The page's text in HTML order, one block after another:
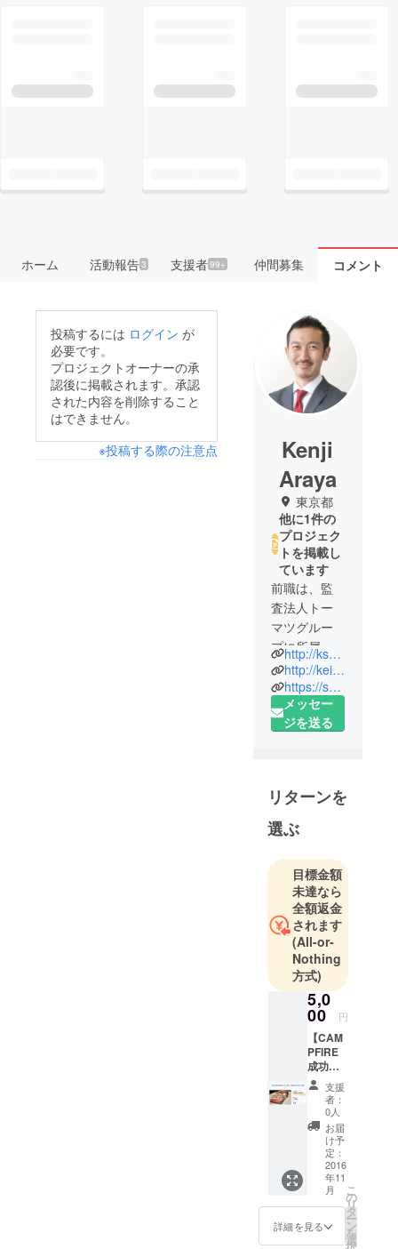
ホーム 活動報告3 支援者99+ 仲間募集 コメント
投稿するには ログイン が
必要です。
プロジェクトオーナーの承
認後に掲載されます。承認
された内容を削除すること
はできません。
※投稿する際の注意点
Kenji
Araya
東京都
他に1件の
プロジェク
トを掲載し
ています
前職は、監
査法人トー
マツグルー
プに所属。
中小企業向
け経営コン
サルティン
グ、研修
ノベーショ
ンの立ち上
げに参画
し、10年間
で4つの事業
立ち上げに
関わる。
2015年11
月、株式会
社経営参謀
を設立し、
代表取締役
に就任。
経営者コ
ミュニティ
「参謀」を
立ち上げ、
中小企業の
経営者の力
になるべく
精力的に活
動する。
http://ksanbou.co.jp/
http://keieimatome.jp/
https://sanbou.club/seminars
メッセー
ジを送る
リターンを
選ぶ
目標金額
未達なら
全額返金
されます
(All-or-
Nothing
方式)
5,0
00 円
【CAM
PFIRE
成功の
裏側を
大公
開！ク
ラウド
ファン
デング
のノウ
ハウ共
有セミ
ナー】
■クラウ
ドファ
支援
者：
0人
お届
け予
定：
2016
年11
月
詳細を見る
こ
の
リ
タ
ー
ン
を
選